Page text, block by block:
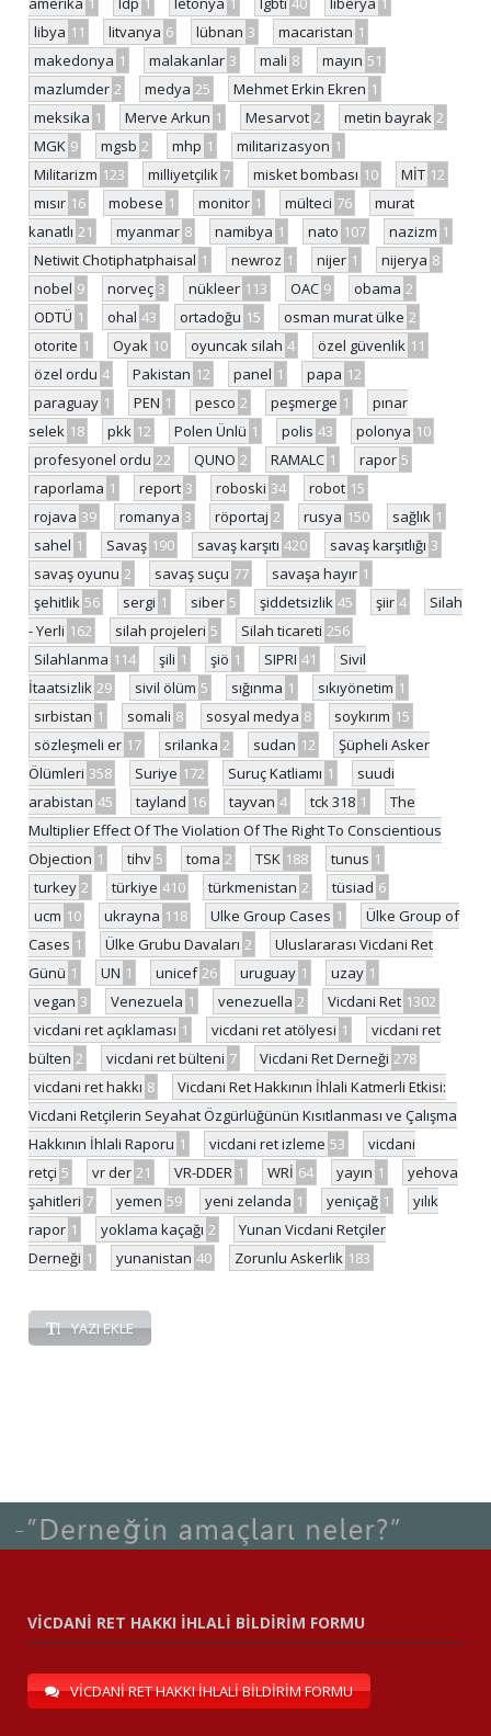
libya 11 litvanya 6 lübnan 3 macaristan 1
makedonya 1 malakanlar 3 mali 8 mayın 51
mazlumder 2 medya 25 Mehmet Erkin Ekren 1
meksika 1 Merve Arkun 1 Mesarvot 2 metin bayrak 2
MGK 9 mgsb 2 mhp 1 militarizasyon 1
Militarizm 123 milliyetçilik 7 misket bombası 10 MİT 12
mısır 16 mobese 1 monitor 1 mülteci 76
murat
kanatlı 21 myanmar 8 namibya 1 nato 107 nazizm 1
Netiwit Chotiphatphaisal 1 newroz 1 nijer 1 nijerya 8
nobel 9 norveç 3 nükleer 113 OAC 9 obama 2
ODTÜ 1 ohal 43 ortadoğu 15 osman murat ülke 2
otorite 1 Oyak 10 oyuncak silah 4 özel güvenlik 11
özel ordu 4 Pakistan 12 panel 1 papa 12
paraguay 1 PEN 1 pesco 2 peşmerge 1
pınar
selek 18 pkk 12 Polen Ünlü 1 polis 43 polonya 10
profesyonel ordu 22 QUNO 2 RAMALC 1 rapor 5
raporlama 1 report 3 roboski 34 robot 15
rojava 39 romanya 3 röportaj 2 rusya 150 sağlık 1
sahel 1 Savaş 190 savaş karşıtı 420 savaş karşıtlığı 3
savaş oyunu 2 savaş suçu 77 savaşa hayır 1
şehitlik 56 sergi 1 siber 5 şiddetsizlik 45 şiir 4
Silah
- Yerli 162 silah projeleri 5 Silah ticareti 256
Silahlanma 114 şili 1 şiö 1 SIPRI 41
Sivil
İtaatsizlik 29 sivil ölüm 5 sığınma 1 sıkıyönetim 1
sırbistan 1 somali 8 sosyal medya 8 soykırım 15
sözleşmeli er 17 srilanka 2 sudan 12
Şüpheli Asker
Ölümleri 358 Suriye 172 Suruç Katliamı 1
suudi
arabistan 45 tayland 16 tayvan 4 tck 318 1
The
Multiplier Effect Of The Violation Of The Right To Conscientious
Objection 1 tihv 5 toma 2 TSK 188 tunus 1
turkey 2 türkiye 410 türkmenistan 2 tüsiad 6
ucm 10 ukrayna 118 Ulke Group Cases 1
Ülke Group of
Cases 1 Ülke Grubu Davaları 2
Uluslararası Vicdani Ret
Günü 1 UN 1 unicef 26 uruguay 1 uzay 1
vegan 3 Venezuela 1 venezuella 2 Vicdani Ret 1302
vicdani ret açıklaması 1 vicdani ret atölyesi 1
vicdani ret
bülten 2 vicdani ret bülteni 7 Vicdani Ret Derneği 278
vicdani ret hakkı 8
Vicdani Ret Hakkının İhlali Katmerli Etkisi:
Vicdani Retçilerin Seyahat Özgürlüğünün Kısıtlanması ve Çalışma
Hakkının İhlali Raporu 1 vicdani ret izleme 53
vicdani
retçi 5 vr der 21 VR-DDER 1 WRİ 64 yayın 1
yehova
şahitleri 7 yemen 59 yeni zelanda 1 yeniçağ 1
yılık
rapor 1 yoklama kaçağı 2
Yunan Vicdani Retçiler
Derneği 1 yunanistan 40 Zorunlu Askerlik 183
YAZI EKLE
VİCDANİ RET HAKKI İHLALİ BİLDİRİM FORMU
VİCDANİ RET HAKKI İHLALİ BİLDİRİM FORMU